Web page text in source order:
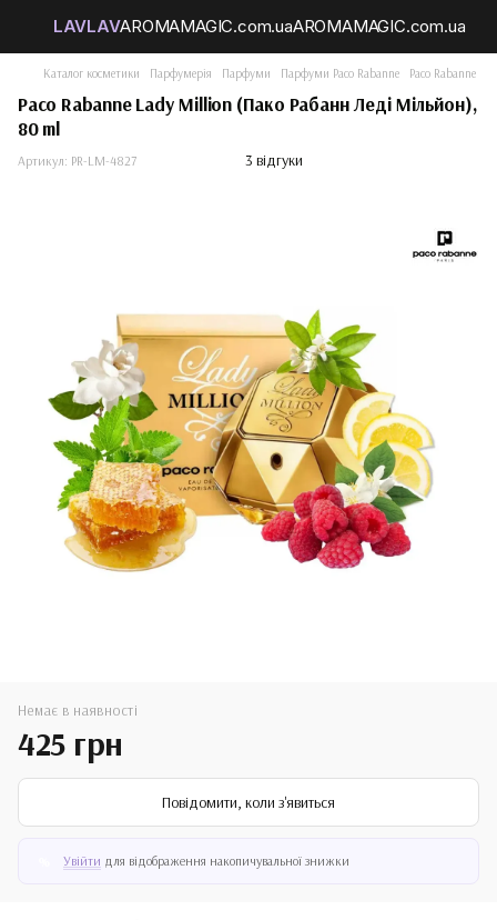
Каталог косметики Парфумерія Парфуми Парфуми Paco Rabanne Paco Rabanne
Paco Rabanne Lady Million (Пако Рабанн Леді Мільйон),
80 ml
Артикул: PR-LM-4827 3 відгуки
Немає в наявності
425 грн
Повідомити, коли з'явиться
Увійти для відображення накопичувальної знижки